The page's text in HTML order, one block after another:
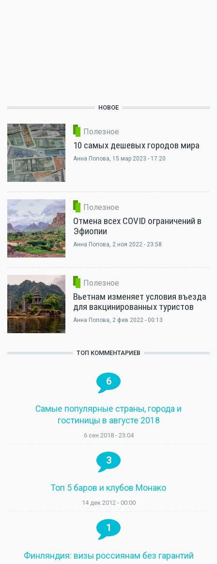
НОВОЕ
Полезное
10 самых дешевых городов мира
Анна Попова, 15 мар 2023 - 17:20
Полезное
Отмена всех COVID ограничений в
Эфиопии
Анна Попова, 2 ноя 2022 - 23:58
Полезное
Вьетнам изменяет условия въезда
для вакцинированных туристов
Анна Попова, 2 фев 2022 - 00:13
ТОП КОММЕНТАРИЕВ
6
Самые популярные страны, города и
гостиницы в августе 2018
6 сен 2018 - 23:04
3
Топ 5 баров и клубов Монако
14 дек 2012 - 00:00
1
Финляндия: визы россиянам без гарантий